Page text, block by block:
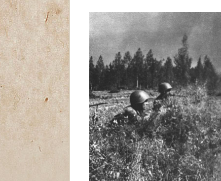
е
с
ь